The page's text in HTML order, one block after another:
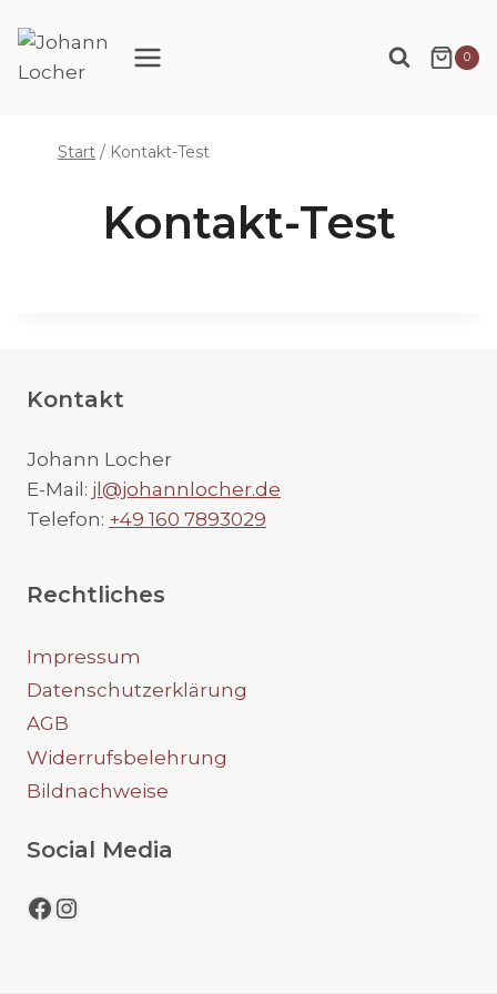
Inhalt
springen
0
Start / Kontakt-Test
Kontakt-Test
Kontakt
Johann Locher
E-Mail: jl@johannlocher.de
Telefon: +49 160 7893029
Rechtliches
Impressum
Datenschutzerklärung
AGB
Widerrufsbelehrung
Bildnachweise
Social Media
Facebook
Instagram